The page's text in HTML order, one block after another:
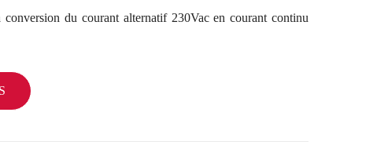
du courant alternatif 230Vac en courant continu